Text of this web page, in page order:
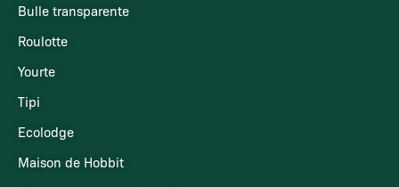
Bulle transparente
Roulotte
Yourte
Tipi
Ecolodge
Maison de Hobbit